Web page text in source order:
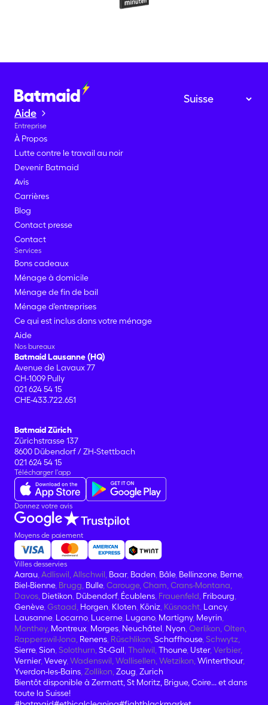
Aide
Entreprise
À Propos
Lutte contre le travail au noir
Devenir Batmaid
Avis
Carrières
Blog
Contact presse
Contact
Services
Bons cadeaux
Ménage à domicile
Ménage de fin de bail
Ménage d'entreprises
Ce qui est inclus dans votre ménage
Aide
Nos bureaux
Batmaid Lausanne (HQ)
Avenue de Lavaux 77
CH-1009 Pully
021 624 54 15
CHE-433.722.651
Batmaid Zürich
Zürichstrasse 137
8600 Dübendorf / ZH-Stettbach
021 624 54 15
Télécharger l'app
Donnez votre avis
Moyens de paiement
Villes desservies
Aarau , Adliswil, Allschwil, Baar, Baden Bâle, Bellinzone, Berne,
Biel-Bienne, Brugg, Bulle, Carouge, Cham, Crans-Montana,
Davos, Dietikon Dübendorf, Écublens , Frauenfeld, Fribourg
Genève, Gstaad, Horgen Kloten Köniz , Küsnacht, Lancy,
Lausanne, Locarno, Lucerne, Lugano, Martigny, Meyrin
Monthey, Montreux Morges Neuchâtel Nyon , Oerlikon, Olten,
Rapperswil-Jona, Renens , Rüschlikon, Schaffhouse, Schwytz,
Sierre, Sion , Solothurn, St-Gall , Thalwil, Thoune, Uster, Verbier,
Vernier, Vevey, Wadenswil, Wallisellen, Wetzikon, Winterthour,
Yverdon-les-Bains , Zollikon, Zoug Zurich
Bientôt disponible à Zermatt, St Moritz, Brigue, Coire... et dans
toute la Suisse!